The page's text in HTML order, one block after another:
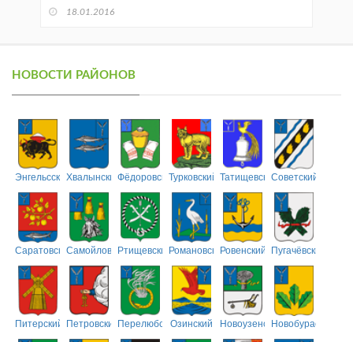
18.01.2016
НОВОСТИ РАЙОНОВ
ЭнгельсскийХвалынскийФёдоровскийТурковский ТатищевскийСоветский
СаратовскийСамойловскийРтищевскийРомановскийРовенский Пугачёвский
Питерский ПетровскийПерелюбскийОзинский НовоузенскийНовобурасский